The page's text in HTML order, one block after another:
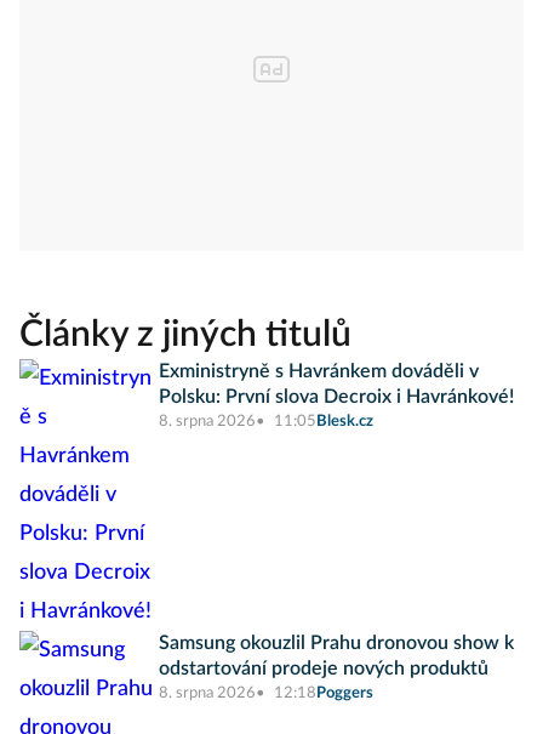
Články z jiných titulů
Exministryně s Havránkem dováděli v
Polsku: První slova Decroix i Havránkové!
8. srpna 2026 11:05 Blesk.cz
Samsung okouzlil Prahu dronovou show k
odstartování prodeje nových produktů
8. srpna 2026 12:18 Poggers